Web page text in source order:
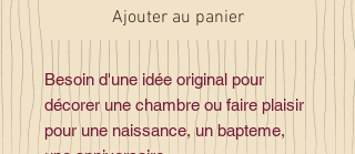
Ajouter au panier
Besoin d'une idée original pour
décorer une chambre ou faire plaisir
pour une naissance, un bapteme,